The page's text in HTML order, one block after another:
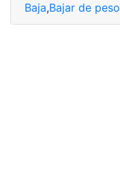
Baja,Bajar de peso